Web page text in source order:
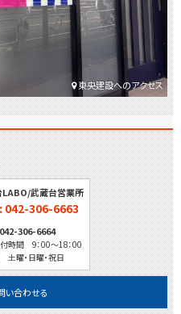
東央建設へのアクセス
LABO/武蔵台営業所
042-306-6663
306-6664
時間 9：00～18：00
曜・日曜・祝日
い合わせる